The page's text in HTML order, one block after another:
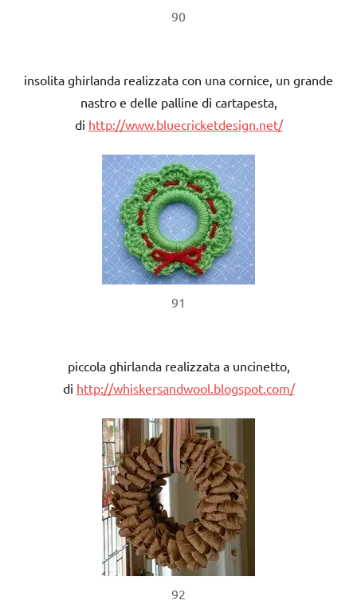
90
insolita ghirlanda realizzata con una cornice, un grande
nastro e delle palline di cartapesta,
di http://www.bluecricketdesign.net/
91
piccola ghirlanda realizzata a uncinetto,
di http://whiskersandwool.blogspot.com/
92